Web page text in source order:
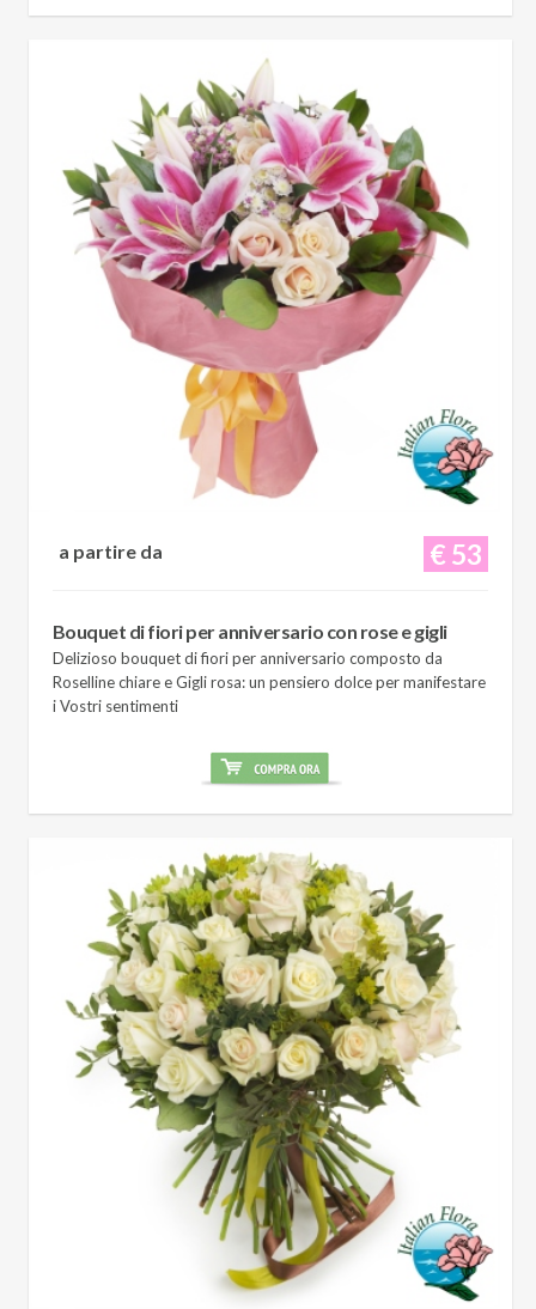
€ 53
a partire da
Bouquet di fiori per anniversario con rose e gigli
Delizioso bouquet di fiori per anniversario composto da
Roselline chiare e Gigli rosa: un pensiero dolce per manifestare
i Vostri sentimenti